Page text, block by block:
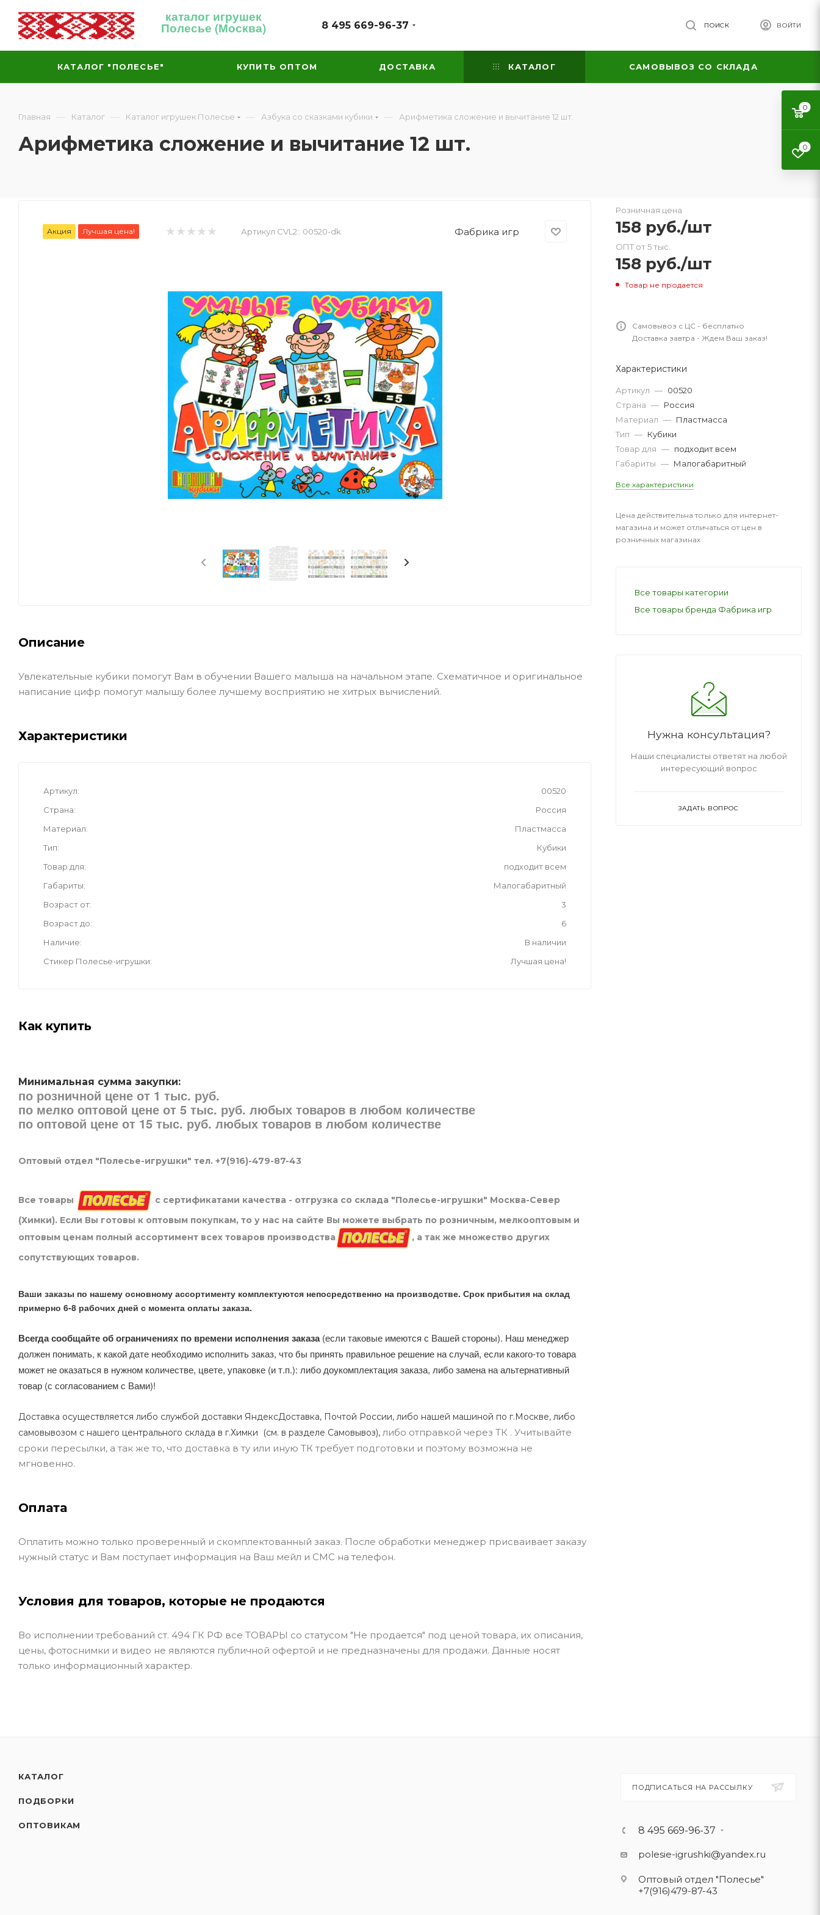
каталог игрушек
Полесье (Москва) 8 495 669-96-37 ВОЙТИ
ПОИСК
КАТАЛОГ "ПОЛЕСЬЕ" КУПИТЬ ОПТОМ ДОСТАВКА КАТАЛОГ САМОВЫВОЗ СО СКЛАДА
Главная — Каталог — Каталог игрушек Полесье — Азбука со сказками кубики — Арифметика сложение и вычитание 12 шт.
Арифметика сложение и вычитание 12 шт.
Акция Лучшая цена! Артикул CVL2:: 00520-dk Фабрика игр
Описание
Увлекательные кубики помогут Вам в обучении Вашего малыша на начальном этапе. Схематичное и оригинальное
написание цифр помогут малышу более лучшему восприятию не хитрых вычислений.
Характеристики
Артикул
00520
Страна
Россия
Материал
Пластмасса
Тип
Кубики
Товар для
подходит всем
Габариты
Малогабаритный
Возраст от
3
Возраст до
6
Наличие
В наличии
Стикер Полесье-игрушки
Лучшая цена!
Как купить
Минимальная сумма закупки:
по розничной цене от 1 тыс. руб.
по мелко оптовой цене от 5 тыс. руб. любых товаров в любом количестве
по оптовой цене от 15 тыс. руб. любых товаров в любом количестве
Оптовый отдел "Полесье-игрушки" тел. +7(916)-479-87-43
Все товары
с сертификатами качества - отгрузка со склада "Полесье-игрушки" Москва-Север
(Химки). Если Вы готовы к оптовым покупкам, то у нас на сайте Вы можете выбрать по розничным, мелкооптовым и
оптовым ценам полный ассортимент всех товаров производства
, а так же множество других
сопутствующих товаров.
Ваши заказы по нашему основному ассортименту комплектуются непосредственно на производстве. Срок прибытия на склад
примерно 6-8 рабочих дней с момента оплаты заказа.
Всегда сообщайте об ограничениях по времени исполнения заказа(если таковые имеются с Вашей стороны). Наш менеджер
должен понимать, к какой дате необходимо исполнить заказ, что бы принять правильное решение на случай, если какого-то товара
может не оказаться в нужном количестве, цвете, упаковке (и т.п.): либо доукомплектация заказа, либо замена на альтернативный
товар (с согласованием с Вами)!
Доставка осуществляется либо службой доставки ЯндексДоставка, Почтой России, либо нашей машиной по г.Москве, либо
самовывозом с нашего центрального склада в г.Химки (см. в разделе Самовывоз), либо отправкой через ТК . Учитывайте
сроки пересылки, а так же то, что доставка в ту или иную ТК требует подготовки и поэтому возможна не
мгновенно.
Оплата
Оплатить можно только проверенный и скомплектованный заказ. После обработки менеджер присваивает заказу
нужный статус и Вам поступает информация на Ваш мейл и СМС на телефон.
Условия для товаров, которые не продаются
Во исполнении требований ст. 494 ГК РФ все ТОВАРЫ со статусом "Не продается" под ценой товара, их описания,
цены, фотоснимки и видео не являются публичной офертой и не предназначены для продажи. Данные носят
только информационный характер.
Розничная цена
158 руб./шт
ОПТ от 5 тыс.
158 руб./шт
Товар не продается
Самовывоз с ЦС - бесплатно
Доставка завтра - Ждем Ваш заказ!
Характеристики
Артикул — 00520
Страна — Россия
Материал — Пластмасса
Тип — Кубики
Товар для — подходит всем
Габариты — Малогабаритный
Все характеристики
Цена действительна только для интернет-
магазина и может отличаться от цен в
розничных магазинах
Все товары категории
Все товары бренда Фабрика игр
Нужна консультация?
Наши специалисты ответят на любой
интересующий вопрос
ЗАДАТЬ ВОПРОС
КАТАЛОГ
ПОДБОРКИ
ОПТОВИКАМ
ПОДПИСАТЬСЯ НА РАССЫЛКУ
8 495 669-96-37
polesie-igrushki@yandex.ru
Оптовый отдел "Полесье"
+7(916)479-87-43
0
0